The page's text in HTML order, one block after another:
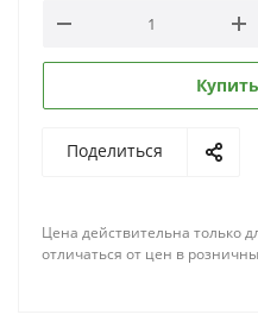
Поделиться
Цена действительна только
отличаться от цен в